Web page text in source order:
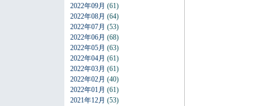
2022年09月 (61)
2022年08月 (64)
2022年07月 (53)
2022年06月 (68)
2022年05月 (63)
2022年04月 (61)
2022年03月 (61)
2022年02月 (40)
2022年01月 (61)
2021年12月 (53)